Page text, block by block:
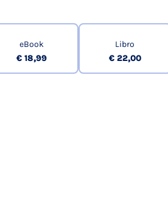
eBook
€ 18,99
Libro
€ 22,00